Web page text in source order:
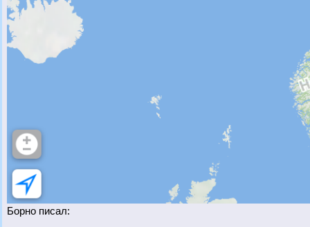
Борно писал: